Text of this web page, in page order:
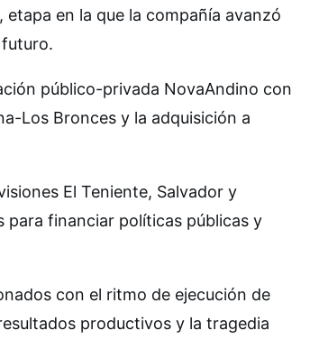
en la que la compañía avanzó
público-privada NovaAndino con
Los Bronces y la adquisición a
El Teniente, Salvador y
para financiar políticas públicas y
con el ritmo de ejecución de
productivos y la tragedia